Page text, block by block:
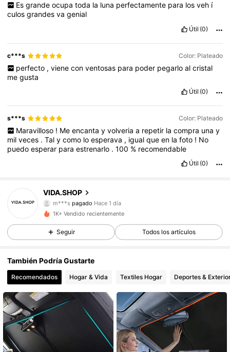
Es grande ocupa toda la luna perfectamente para los veh í
culosgrandesvagenial
Útil (0)
c***s Color: Plateado
perfecto , viene con ventosas para poder pegarlo al cristal
megusta
Útil (0)
s***s Color: Plateado
Maravilloso ! Me encanta y volveria a repetir la compra una y
milveces .Talycomo loesperava , igualqueen lafoto ! No
puedoesperar paraestrenarlo .100 % recomendable
Útil (0)
VIDA.SHOP
4,63
41 Seguidores
m***s
pagado Hace 1 día
seguido hace
4,63 41 Seguidores
4,63 41 Seguidores
4,63 41 Seguidores
41 Seguidores
1K+ Vendido recientemente
Seguir Todos los artículos
También Podría Gustarte
Recomendados Hogar & Vida Textiles Hogar Deportes &